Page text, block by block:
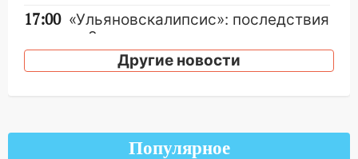
17:00 «Ульяновскалипсис»: последствия
урагана 8 августа
16:38 Прогноз погоды в Ульяновской
Ульяновске отменили фестиваль «Наше
Другие новости
Популярное